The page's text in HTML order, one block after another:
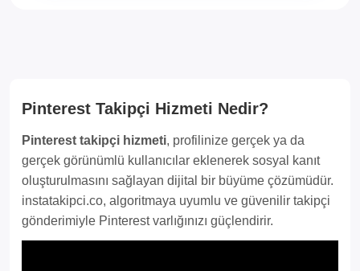
Pinterest Takipçi Hizmeti Nedir?
Pinterest takipçi hizmeti, profilinize gerçek ya da
gerçek görünümlü kullanıcılar eklenerek sosyal kanıt
oluşturulmasını sağlayan dijital bir büyüme çözümüdür.
instatakipci.co, algoritmaya uyumlu ve güvenilir takipçi
gönderimiyle Pinterest varlığınızı güçlendirir.